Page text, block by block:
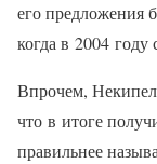
его предложения
когда в 2004
Впрочем,
что в итоге
правильнее